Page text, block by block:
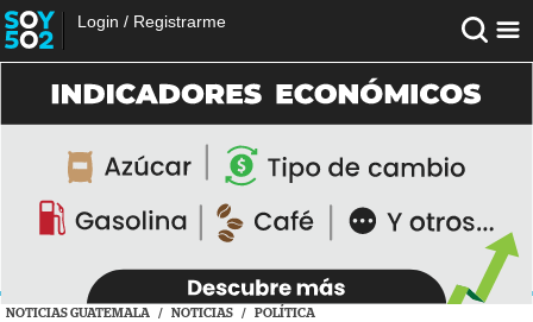
Login / Registrarme
NOTICIAS GUATEMALA / NOTICIAS / POLÍTICA